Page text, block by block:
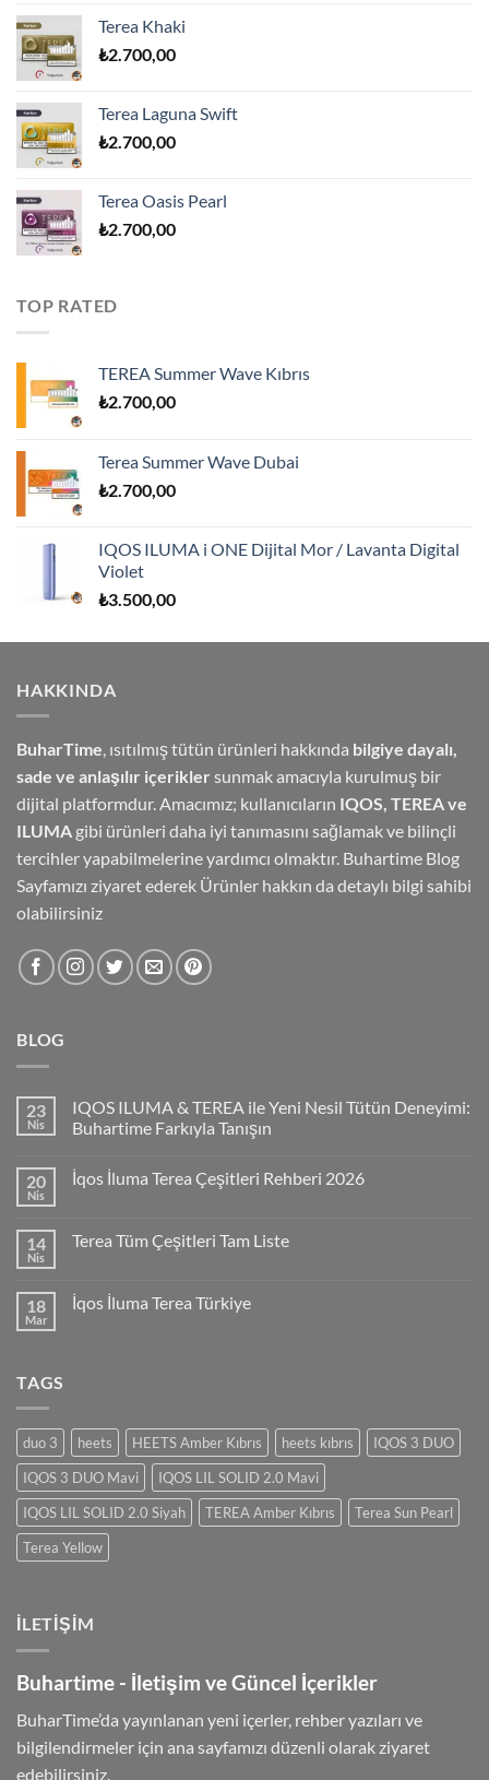
Terea Khaki
₺2.700,00
Terea Laguna Swift
₺2.700,00
Terea Oasis Pearl
₺2.700,00
TOP RATED
TEREA Summer Wave Kıbrıs
₺2.700,00
Terea Summer Wave Dubai
₺2.700,00
IQOS ILUMA i ONE Dijital Mor / Lavanta Digital
Violet
₺3.500,00
HAKKINDA
BuharTime, ısıtılmış tütün ürünleri hakkında bilgiye dayalı,
sade ve anlaşılır içerikler sunmak amacıyla kurulmuş bir
dijital platformdur. Amacımız; kullanıcıların IQOS, TEREA ve
ILUMA gibi ürünleri daha iyi tanımasını sağlamak ve bilinçli
tercihler yapabilmelerine yardımcı olmaktır. Buhartime Blog
Sayfamızı ziyaret ederek Ürünler hakkın da detaylı bilgi sahibi
olabilirsiniz
BLOG
23
Nis
IQOS ILUMA & TEREA ile Yeni Nesil Tütün Deneyimi:
Buhartime Farkıyla Tanışın
20
Nis
İqos İluma Terea Çeşitleri Rehberi 2026
14
Nis
Terea Tüm Çeşitleri Tam Liste
18
Mar
İqos İluma Terea Türkiye
TAGS
duo 3 heets HEETS Amber Kıbrıs heets kıbrıs
IQOS 3 DUO
IQOS 3 DUO Mavi
IQOS LIL SOLID 2.0 Mavi
IQOS LIL SOLID 2.0 Siyah
TEREA Amber Kıbrıs
Terea Sun Pearl
Terea Yellow
İLETIŞIM
Buhartime - İletişim ve Güncel İçerikler
BuharTime’da yayınlanan yeni içerler, rehber yazıları ve
bilgilendirmeler için ana sayfamızı düzenli olarak ziyaret
edebilirsiniz.